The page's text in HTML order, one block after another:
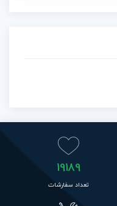
19189
تعداد سفارشات